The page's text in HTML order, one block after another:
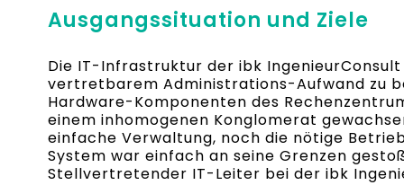
Ausgangssituation und Ziele
Die IT-Infrastruktur der ibk
vertretbarem Administrations-Aufwand zu
Hardware-Komponenten des
einem inhomogenen Konglomerat
einfache Verwaltung, noch die nötige
System war einfach an seine Grenzen
Stellvertretender IT-Leiter bei der ibk